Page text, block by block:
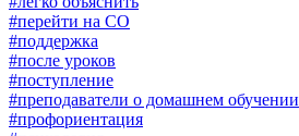
#перейти на СО
#поддержка
#после уроков
#поступление
#преподаватели о домашнем обучении
#профориентация